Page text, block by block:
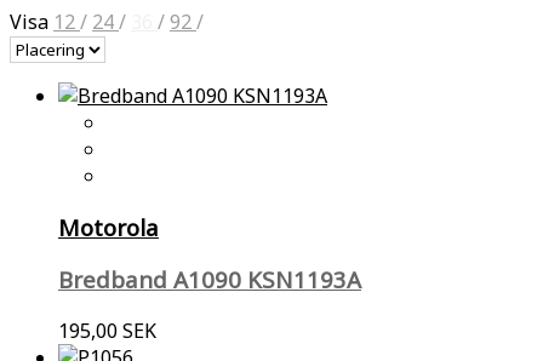
Visa 12/ 24/ /92/
Motorola
Bredband A1090 KSN1193A
195,00 SEK